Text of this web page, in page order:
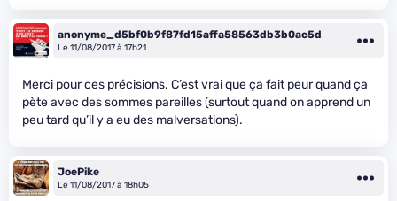
anonyme_d5bf0b9f87fd15affa58563db3b0ac5d
Le 11/08/2017 à 17h21
Merci pour ces précisions. C’est vrai que ça fait peur quand ça
pète avec des sommes pareilles (surtout quand on apprend un
peu tard qu’il y a eu des malversations).
JoePike
Le 11/08/2017 à 18h05